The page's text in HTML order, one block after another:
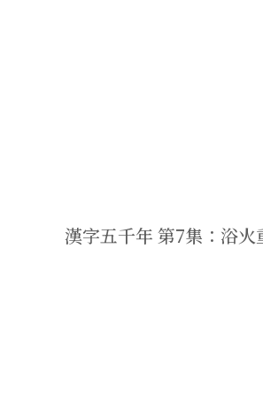
漢字五千年 第7集：浴